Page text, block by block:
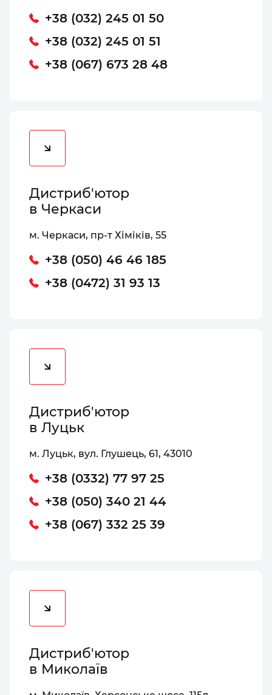
+38 (032) 245 01 50
+38 (032) 245 01 51
+38 (067) 673 28 48
Дистриб'ютор
в Черкаси
м. Черкаси, пр-т Хіміків, 55
+38 (050) 46 46 185
+38 (0472) 31 93 13
Дистриб'ютор
в Луцьк
м. Луцьк, вул. Глушець, 61, 43010
+38 (0332) 77 97 25
+38 (050) 340 21 44
+38 (067) 332 25 39
Дистриб'ютор
в Миколаїв